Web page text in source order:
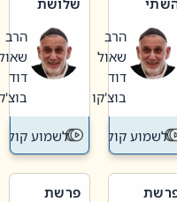
של
הרב
שאול
דוד
בוצ'קו
קול תורה – מדרש
האבות
הרב
שאול
דוד
בוצ'קו
לשמוע קול
פרשת